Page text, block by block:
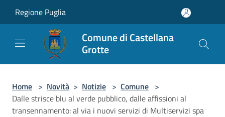
Regione Puglia
Comune di Castellana
Grotte
Home > Novità > Notizie > Comune >
Dalle strisce blu al verde pubblico, dalle affissioni al
transennamento: al via i nuovi servizi di Multiservizi spa